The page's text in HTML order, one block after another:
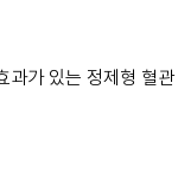
과가 있는 정제형 혈관